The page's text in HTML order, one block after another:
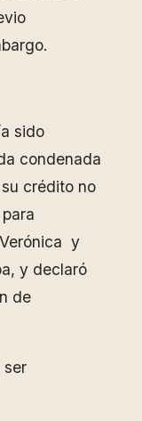
sido
condenada
crédito no
y
y declaró
de
ser